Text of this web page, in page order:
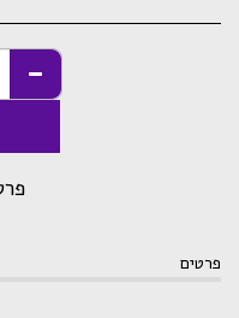
פרטים